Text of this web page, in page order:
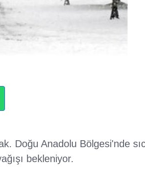
Doğu Anadolu Bölgesi'nde
bekleniyor.